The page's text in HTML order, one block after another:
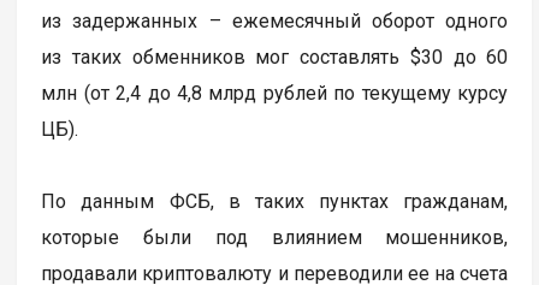
из задержанных – ежемесячный оборот одного
из таких обменников мог составлять $30 до 60
млн (от 2,4 до 4,8 млрд рублей по текущему курсу
ЦБ).
По данным ФСБ, в таких пунктах гражданам,
которые были под влиянием мошенников,
продавали криптовалюту и переводили ее на счета